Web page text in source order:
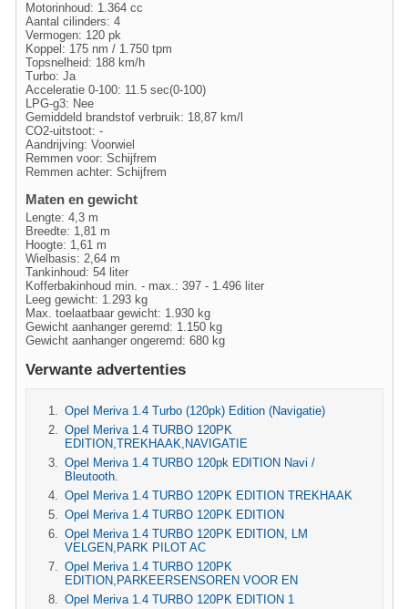
Motorinhoud: 1.364 cc
Aantal cilinders: 4
Vermogen: 120 pk
Koppel: 175 nm / 1.750 tpm
Topsnelheid: 188 km/h
Turbo: Ja
Acceleratie 0-100: 11.5 sec(0-100)
LPG-g3: Nee
Gemiddeld brandstof verbruik: 18,87 km/l
CO2-uitstoot: -
Aandrijving: Voorwiel
Remmen voor: Schijfrem
Remmen achter: Schijfrem
Maten en gewicht
Lengte: 4,3 m
Breedte: 1,81 m
Hoogte: 1,61 m
Wielbasis: 2,64 m
Tankinhoud: 54 liter
Kofferbakinhoud min. - max.: 397 - 1.496 liter
Leeg gewicht: 1.293 kg
Max. toelaatbaar gewicht: 1.930 kg
Gewicht aanhanger geremd: 1.150 kg
Gewicht aanhanger ongeremd: 680 kg
Verwante advertenties
Opel Meriva 1.4 Turbo (120pk) Edition (Navigatie)
Opel Meriva 1.4 TURBO 120PK
EDITION,TREKHAAK,NAVIGATIE
Opel Meriva 1.4 TURBO 120pk EDITION Navi /
Bleutooth.
Opel Meriva 1.4 TURBO 120PK EDITION TREKHAAK
Opel Meriva 1.4 TURBO 120PK EDITION
Opel Meriva 1.4 TURBO 120PK EDITION, LM
VELGEN,PARK PILOT AC
Opel Meriva 1.4 TURBO 120PK
EDITION,PARKEERSENSOREN VOOR EN
Opel Meriva 1.4 TURBO 120PK EDITION 1